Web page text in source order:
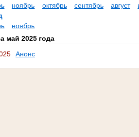
ноябрь октябрь сентябрь август
ноябрь
май 2025 года
Анонс